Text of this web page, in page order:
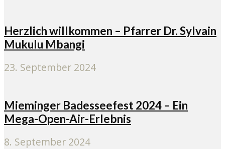
Herzlich willkommen – Pfarrer Dr. Sylvain
Mukulu Mbangi
23. September 2024
Mieminger Badesseefest 2024 – Ein
Mega-Open-Air-Erlebnis
8. September 2024